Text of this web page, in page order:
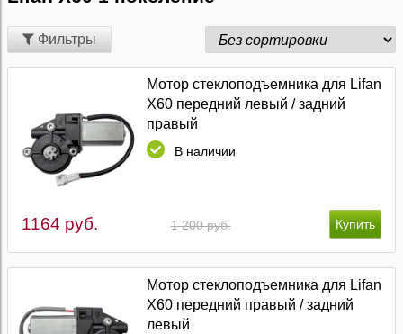
Фильтры
Мотор стеклоподъемника для Lifan
X60 передний левый / задний
правый
В наличии
1 200 руб.
1164 руб.
Мотор стеклоподъемника для Lifan
X60 передний правый / задний
левый